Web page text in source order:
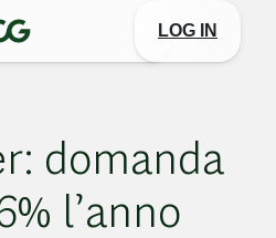
LOG IN
domanda
l’anno